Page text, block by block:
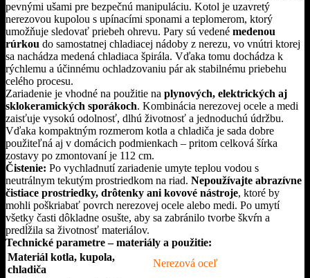
pevnými ušami pre bezpečnú manipuláciu. Kotol je uzavretý
nerezovou kupolou s upínacími sponami a teplomerom, ktorý
umožňuje sledovať priebeh ohrevu. Pary sú vedené medenou
rúrkou do samostatnej chladiacej nádoby z nerezu, vo vnútri ktorej
sa nachádza medená chladiaca špirála. Vďaka tomu dochádza k
rýchlemu a účinnému ochladzovaniu pár ak stabilnému priebehu
celého procesu.
Zariadenie je vhodné na použitie na plynových, elektrických aj
sklokeramických sporákoch. Kombinácia nerezovej ocele a medi
zaisťuje vysokú odolnosť, dlhú životnosť a jednoduchú údržbu.
Vďaka kompaktným rozmerom kotla a chladiča je sada dobre
použiteľná aj v domácich podmienkach – pritom celková šírka
zostavy po zmontovaní je 112 cm.
Čistenie: Po vychladnutí zariadenie umyte teplou vodou s
neutrálnym tekutým prostriedkom na riad. Nepoužívajte abrazívne
čistiace prostriedky, drôtenky ani kovové nástroje, ktoré by
mohli poškriabať povrch nerezovej ocele alebo medi. Po umytí
všetky časti dôkladne osušte, aby sa zabránilo tvorbe škvŕn a
predĺžila sa životnosť materiálov.
Technické parametre – materiály a použitie:
Materiál kotla, kupola,
chladiča
Nerezová oceľ